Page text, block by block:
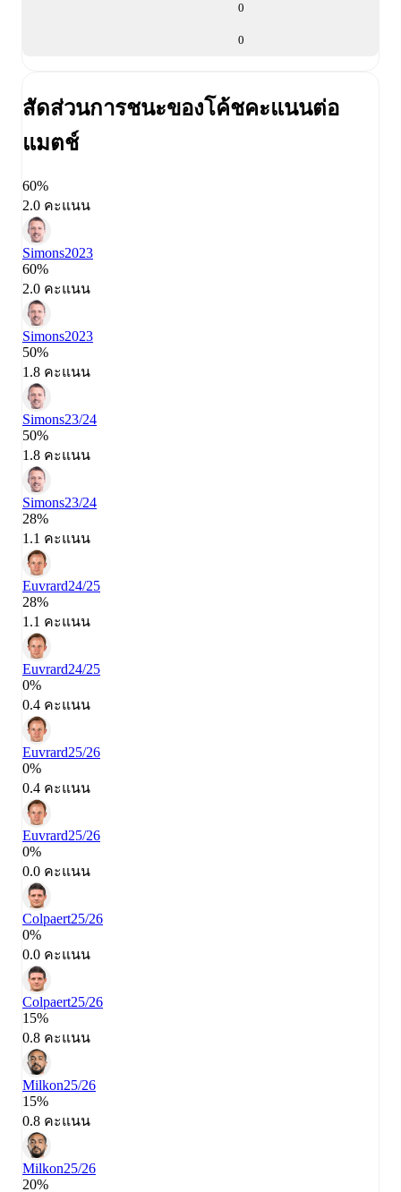
0
0
สัดส่วนการชนะของโค้ชคะแนนต่อ
แมตช์
60%
2.0 คะแนน
Simons2023
60%
2.0 คะแนน
Simons2023
50%
1.8 คะแนน
Simons23/24
50%
1.8 คะแนน
Simons23/24
28%
1.1 คะแนน
Euvrard24/25
28%
1.1 คะแนน
Euvrard24/25
0%
0.4 คะแนน
Euvrard25/26
0%
0.4 คะแนน
Euvrard25/26
0%
0.0 คะแนน
Colpaert25/26
0%
0.0 คะแนน
Colpaert25/26
15%
0.8 คะแนน
Milkon25/26
15%
0.8 คะแนน
Milkon25/26
20%